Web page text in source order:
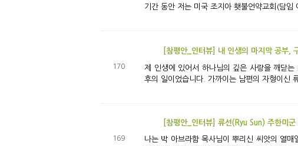
기간 동안 저는 미국 조지아 횃불언약교회(담임
170
[참평안_인터뷰] 내 인생의 마지막 공부,
제 인생에 있어서 하나님의 깊은 사랑을 깨닫는
후의 일이었습니다. 가까이는 남편의 자형이신
169
[참평안_인터뷰] 류선(Ryu Sun)
나는 박 아브라함 목사님이 뿌리신 씨앗의 열